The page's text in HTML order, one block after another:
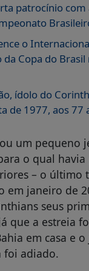
patrocínio com
o
Copa do Brasil
ídolo do
de 1977, aos 77
um pequeno
o qual
– o último
em janeiro de
seus
que a estreia
em casa e
foi adiado.